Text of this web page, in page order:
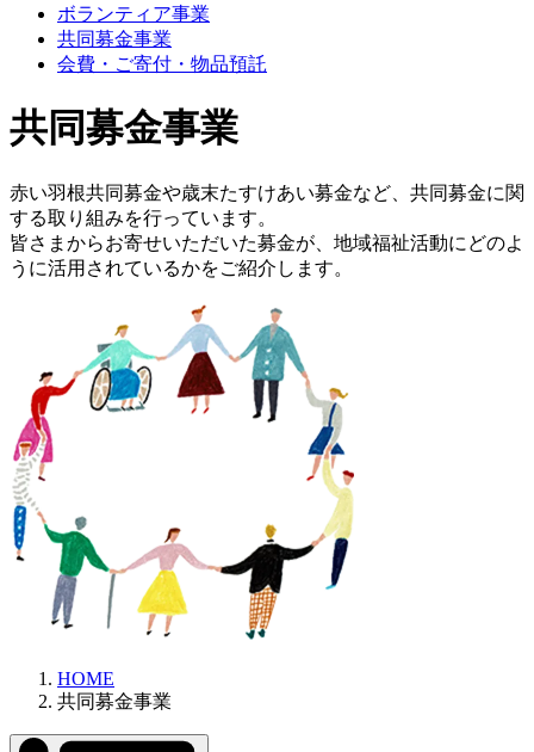
ボランティア事業
共同募金事業
会費・ご寄付・物品預託
共同募金事業
赤い羽根共同募金や歳末たすけあい募金など、共同募金に関
する取り組みを行っています。
皆さまからお寄せいただいた募金が、地域福祉活動にどのよ
うに活用されているかをご紹介します。
HOME
共同募金事業